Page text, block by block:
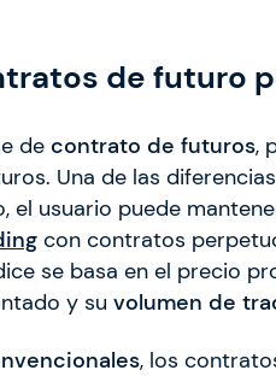
de futuro
de contrato de futuros,
Una de las
el usuario puede
con contratos
se basa en el precio
y su volumen de
, los